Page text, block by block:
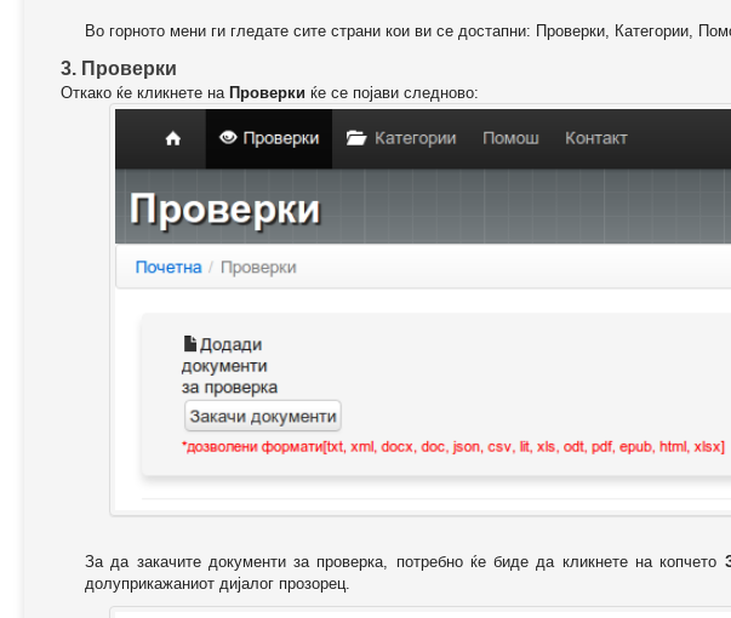
Во горното мени ги гледате сите страни кои ви се достапни: Проверки, Категории,
3. Проверки
Откако ќе кликнете на Проверки ќе се појави следново:
За да закачите документи за проверка, потребно ќе биде да кликнете на копчето
долуприкажаниот дијалог прозорец.